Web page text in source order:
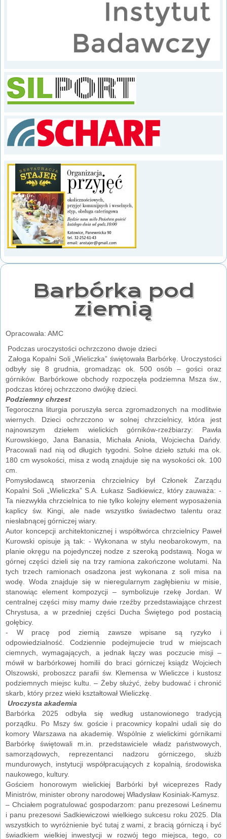
Barbórka pod
ziemią
Opracowała: AMC
Podczas uroczystości ochrzczono dwoje dzieci
Załoga Kopalni Soli „Wieliczka” świętowała Barbórkę. Uroczystości
odbyły się 8 grudnia, gromadząc ok. 500 osób – gości oraz
górników. Barbórkowe obchody rozpoczęła podziemna Msza św.,
podczas której ochrzczono dwójkę dzieci.
Podziemny chrzest
Tegoroczna liturgia poruszyła serca zgromadzonych na modlitwie
wiernych. Dzieci ochrzczono w solnej chrzcielnicy, która jest
najnowszym dziełem wielickich górników-rzeźbiarzy: Pawła
Kurowskiego, Jana Banasia, Michała Anioła, Wojciecha Dańdy.
Pracowali nad nią od długich tygodni. Solne dzieło sztuki ma ok.
180 cm wysokości, misa z wodą znajduje się na wysokości ok. 100
cm.
Pomysłodawcą stworzenia chrzcielnicy był Członek Zarządu
Kopalni Soli „Wieliczka” S.A. Łukasz Sadkiewicz, który zauważa: -
Ta niezwykła chrzcielnica to nie tylko kolejny element wyposażenia
kaplicy św. Kingi, ale nade wszystko świadectwo talentu oraz
niesłabnącej górniczej wiary.
Autor koncepcji architektonicznej i współtwórca chrzcielnicy Paweł
Kurowski opisuje ją tak: - Wykonana w stylu neobarokowym, na
planie okręgu na pojedynczej nodze z szeroką podstawą. Noga w
górnej części dzieli się na trzy ramiona zakończone wolutami. Na
tych trzech ramionach osadzona jest wykonana z soli misa na
wodę. Woda znajduje się w nieregularnym zagłębieniu w misie,
stanowiąc element kompozycji – symbolizuje rzekę Jordan. W
centralnej części misy mamy dwie rzeźby przedstawiające chrzest
Chrystusa, a w przedniej części Ducha Świętego pod postacią
gołębicy.
- W pracę pod ziemią zawsze wpisane są ryzyko i
odpowiedzialność. Codziennie podejmujecie trud w miejscach
ciemnych, wymagających, a jednak łączy was poczucie misji –
mówił w barbórkowej homilii do braci górniczej ksiądz Wojciech
Olszowski, proboszcz parafii św. Klemensa w Wieliczce i kustosz
podziemnych miejsc kultu. – Żeby służyć, żeby budować i chronić
skarb, który przez wieki kształtował Wieliczkę.
Uroczysta akademia
Barbórka 2025 odbyła się według ustanowionego tradycją
porządku. Po Mszy św. goście i pracownicy kopalni udali się do
komory Warszawa na akademię. Wspólnie z wielickimi górnikami
Barbórkę świętowali m.in. przedstawiciele władz państwowych,
samorządowych, reprezentanci nadzoru górniczego, służb
mundurowych, instytucji współpracujących z kopalnią, środowiska
naukowego, kultury.
Gościem honorowym wielickiej Barbórki był wiceprezes Rady
Ministrów, minister obrony narodowej Władysław Kosiniak-Kamysz.
– Chciałem pogratulować gospodarzom: panu prezesowi Leśnemu
i panu prezesowi Sadkiewiczowi wielkiego sukcesu roku 2025. Dla
wszystkich to wyróżnienie być tutaj z wami, z bracią górniczą i być
świadkiem wielkiej inwestycji w rozwój tego miejsca, tego, co